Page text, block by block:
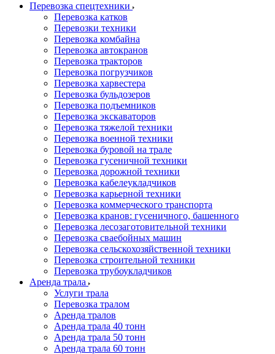
Перевозка спецтехники
Перевозка катков
Перевозки техники
Перевозка комбайна
Перевозка автокранов
Перевозка тракторов
Перевозка погрузчиков
Перевозка харвестера
Перевозка бульдозеров
Перевозка подъемников
Перевозка экскаваторов
Перевозка тяжелой техники
Перевозка военной техники
Перевозка буровой на трале
Перевозка гусеничной техники
Перевозка дорожной техники
Перевозка кабелеукладчиков
Перевозка карьерной техники
Перевозка коммерческого транспорта
Перевозка кранов: гусеничного, башенного
Перевозка лесозаготовительной техники
Перевозка сваебойных машин
Перевозка сельскохозяйственной техники
Перевозка строительной техники
Перевозка трубоукладчиков
Аренда трала
Услуги трала
Перевозка тралом
Аренда тралов
Аренда трала 40 тонн
Аренда трала 50 тонн
Аренда трала 60 тонн